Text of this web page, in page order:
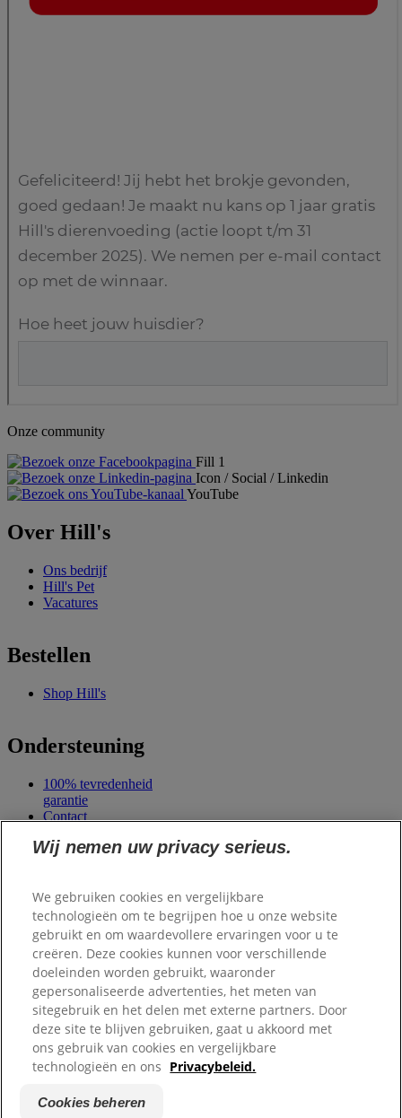
Onze community
Fill 1
Icon / Social / Linkedin
YouTube
Over Hill's
Ons bedrijf
Hill's Pet
Vacatures
Bestellen
Shop Hill's
Ondersteuning
100% tevredenheid
garantie
Contact
Mijn account
Samenwerkingen
Scale Dogs
Dierenlot
Belgisch Centrum
voor
Geleidehonden
Copyright ©Hill's. Alle rechten voorbehouden.
Privacybeleid
Site map
Wij nemen uw privacy serieus.
We gebruiken cookies en vergelijkbare
technologieën om te begrijpen hoe u onze website
gebruikt en om waardevollere ervaringen voor u te
creëren. Deze cookies kunnen voor verschillende
doeleinden worden gebruikt, waaronder
gepersonaliseerde advertenties, het meten van
sitegebruik en het delen met externe partners. Door
deze site te blijven gebruiken, gaat u akkoord met
ons gebruik van cookies en vergelijkbare
technologieën en ons Privacybeleid.
Cookies beheren